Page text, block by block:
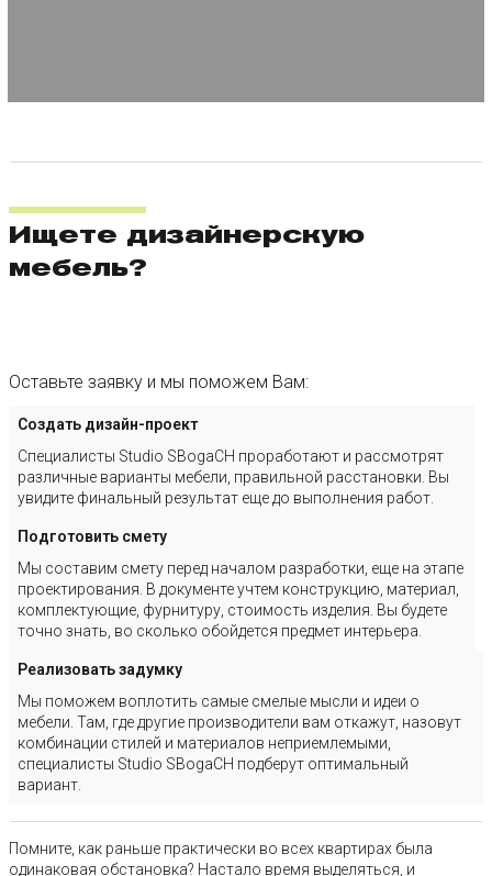
Ищете дизайнерскую
мебель?
Оставьте заявку и мы поможем Вам:
Создать дизайн-проект
Специалисты Studio SBogaCH проработают и рассмотрят
различные варианты мебели, правильной расстановки. Вы
увидите финальный результат еще до выполнения работ.
Подготовить смету
Мы составим смету перед началом разработки, еще на этапе
проектирования. В документе учтем конструкцию, материал,
комплектующие, фурнитуру, стоимость изделия. Вы будете
точно знать, во сколько обойдется предмет интерьера.
Реализовать задумку
Мы поможем воплотить самые смелые мысли и идеи о
мебели. Там, где другие производители вам откажут, назовут
комбинации стилей и материалов неприемлемыми,
специалисты Studio SBogaCH подберут оптимальный
вариант.
Помните, как раньше практически во всех квартирах была
одинаковая обстановка? Настало время выделяться, и